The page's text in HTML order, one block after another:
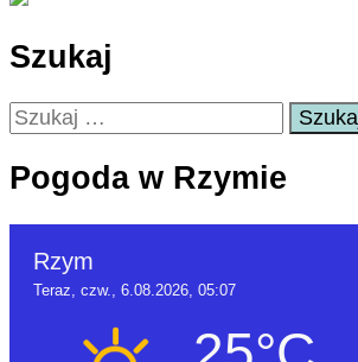
Szukaj
Szukaj:
Pogoda w Rzymie